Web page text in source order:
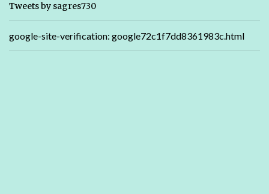
Tweets by sagres730
google-site-verification: google72c1f7dd8361983c.html